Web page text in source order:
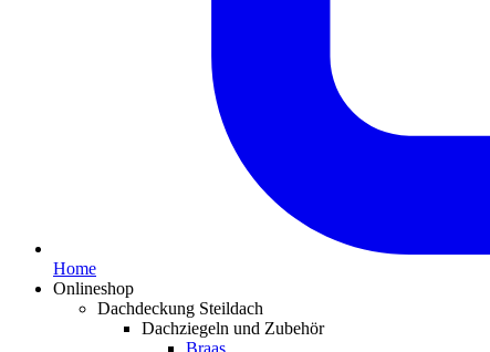
Home
Onlineshop
Dachdeckung Steildach
Dachziegeln und Zubehör
Braas